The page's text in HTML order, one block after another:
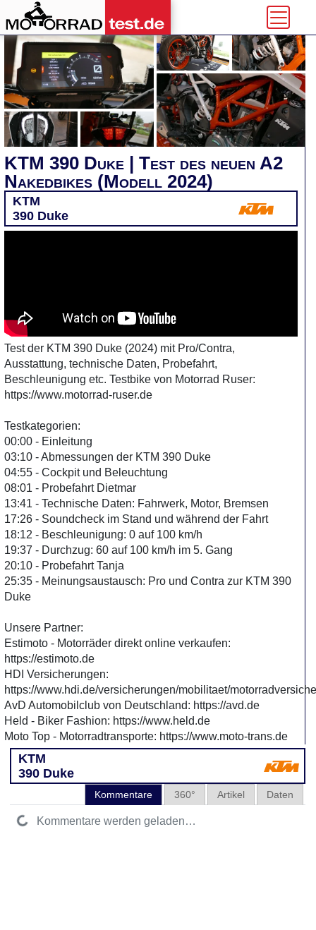
KTM 390 Duke | Test des neuen A2
Nakedbikes (Modell 2024)
KTM
390 Duke
Test der KTM 390 Duke (2024) mit Pro/Contra,
Ausstattung, technische Daten, Probefahrt,
Beschleunigung etc. Testbike von Motorrad Ruser:
https://www.motorrad-ruser.de
Testkategorien:
00:00 - Einleitung
03:10 - Abmessungen der KTM 390 Duke
04:55 - Cockpit und Beleuchtung
08:01 - Probefahrt Dietmar
13:41 - Technische Daten: Fahrwerk, Motor, Bremsen
17:26 - Soundcheck im Stand und während der Fahrt
18:12 - Beschleunigung: 0 auf 100 km/h
19:37 - Durchzug: 60 auf 100 km/h im 5. Gang
20:10 - Probefahrt Tanja
25:35 - Meinungsaustausch: Pro und Contra zur KTM 390
Duke
Unsere Partner:
Estimoto - Motorräder direkt online verkaufen:
https://estimoto.de
HDI Versicherungen:
https://www.hdi.de/versicherungen/mobilitaet/
AvD Automobilclub von Deutschland: https://avd.de
Held - Biker Fashion: https://www.held.de
Moto Top - Motorradtransporte: https://www.moto-trans.de
KTM
390 Duke
Daten
Artikel
360°
Kommentare
Kommentare werden geladen…